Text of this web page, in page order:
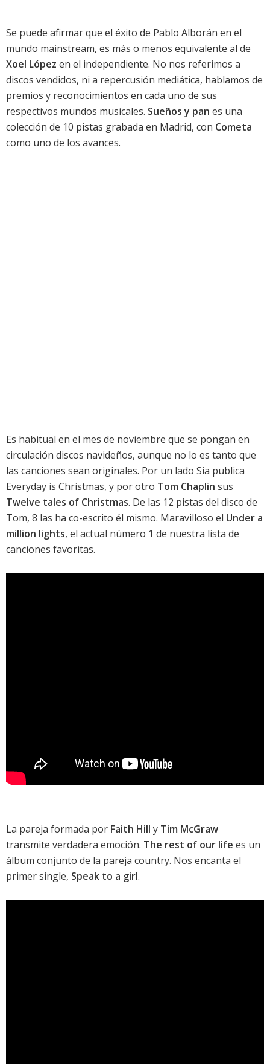
Se puede afirmar que el éxito de Pablo Alborán en el
mundo mainstream, es más o menos equivalente al de
Xoel López en el independiente. No nos referimos a
discos vendidos, ni a repercusión mediática, hablamos de
premios y reconocimientos en cada uno de sus
respectivos mundos musicales. Sueños y pan es una
colección de 10 pistas grabada en Madrid, con Cometa
como uno de los avances.
Es habitual en el mes de noviembre que se pongan en
circulación discos navideños, aunque no lo es tanto que
las canciones sean originales. Por un lado Sia publica
Everyday is Christmas, y por otro Tom Chaplin sus
Twelve tales of Christmas. De las 12 pistas del disco de
Tom, 8 las ha co-escrito él mismo. Maravilloso el Under a
million lights, el actual número 1 de nuestra lista de
canciones favoritas.
La pareja formada por Faith Hill y Tim McGraw
transmite verdadera emoción. The rest of our life es un
álbum conjunto de la pareja country. Nos encanta el
primer single, Speak to a girl.